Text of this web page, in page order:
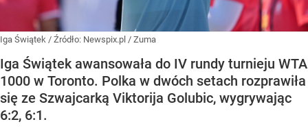
Iga Świątek / Źródło: Newspix.pl / Zuma
Iga Świątek awansowała do IV rundy turnieju WTA
1000 w Toronto. Polka w dwóch setach rozprawiła
się ze Szwajcarką Viktorija Golubic, wygrywając
6:2, 6:1.